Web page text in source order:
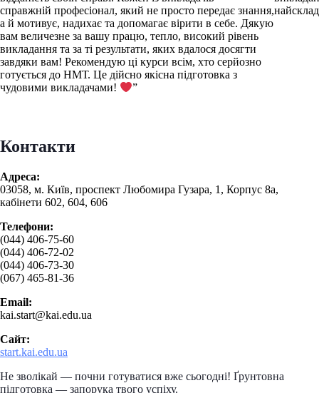
справжній професіонал, який не просто передає знання,
а й мотивує, надихає та допомагає вірити в себе. Дякую
вам величезне за вашу працю, тепло, високий рівень
викладання та за ті результати, яких вдалося досягти
завдяки вам! Рекомендую ці курси всім, хто серйозно
готується до НМТ. Це дійсно якісна підготовка з
чудовими викладачами!
”
Контакти
Адреса:
03058, м. Київ, проспект Любомира Гузара, 1, Корпус 8а,
кабінети 602, 604, 606
Телефони:
(044) 406-75-60
(044) 406-72-02
(044) 406-73-30
(067) 465-81-36
Email:
kai.start@kai.edu.ua
Сайт:
start.kai.edu.ua
Не зволікай — почни готуватися вже сьогодні! Ґрунтовна
підготовка — запорука твого успіху.